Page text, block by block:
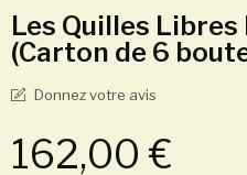
Les Quilles Libres
(Carton de 6
Donnez votre avis
162,00 €